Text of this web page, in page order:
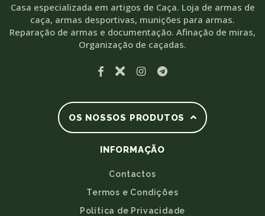
Casa especializada em artigos de Caça. Loja de armas de
caça, armas desportivas, munições para armas.
Reparação de armas e documentação. Afinação de miras,
Organização de caçadas.
OS NOSSOS PRODUTOS
INFORMAÇÃO
Contactos
Termos e Condições
Política de Privacidade